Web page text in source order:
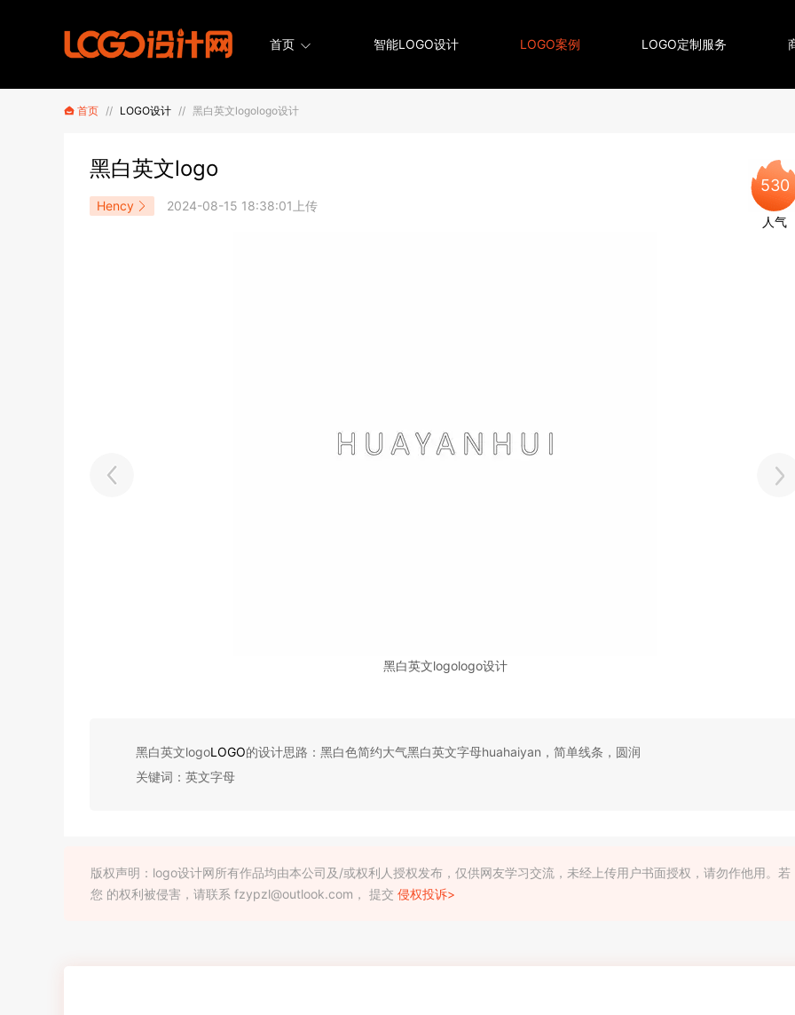
首页 智能LOGO设计 LOGO案例 LOGO定制服务
首页 // LOGO设计 // 黑白英文logologo设计
黑白英文logo
Hency 2024-08-15 18:38:01上传
530
人气
黑白英文logologo设计
黑白英文logoLOGO的设计思路：黑白色简约大气黑白英文字母huahaiyan，简单线条，圆润
关键词：英文字母
版权声明：logo设计网所有作品均由本公司及/或权利人授权发布，仅供网友学习交流，未经上传用户书面授权，请勿作他用。若
您 的权利被侵害，请联系 fzypzl@outlook.com， 提交 侵权投诉>